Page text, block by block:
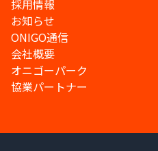
採用情報
お知らせ
ONIGO通信
会社概要
オニゴーパーク
協業パートナー